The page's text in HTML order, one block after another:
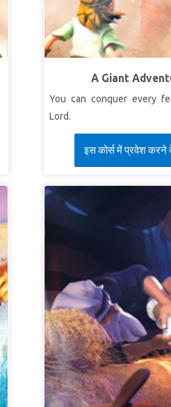
A Giant
You can conquer every
Lord.
इस कोर्स में प्रवेश